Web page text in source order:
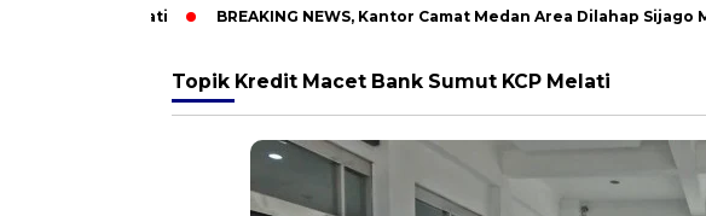
BREAKING NEWS, Kantor Camat Medan Area Dilahap Sijago
Topik Kredit Macet Bank Sumut KCP Melati